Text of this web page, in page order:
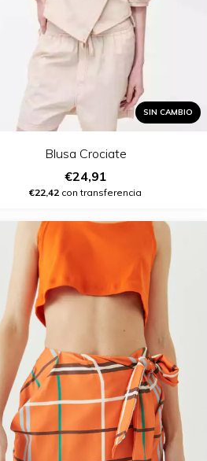
SIN CAMBIO
Blusa Crociate
€24,91
€22,42 con transferencia